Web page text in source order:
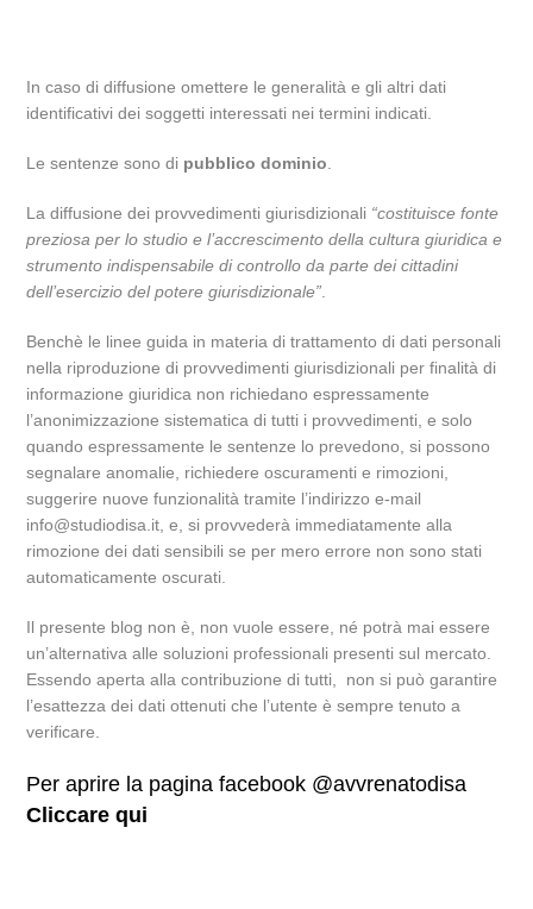
In caso di diffusione omettere le generalità e gli altri dati
identificativi dei soggetti interessati nei termini indicati.
Le sentenze sono di pubblico dominio
La diffusione dei provvedimenti giurisdizionali “costituisce fonte
preziosa per lo studio e l’accrescimento della cultura giuridica e
strumento indispensabile di controllo da parte dei cittadini
dell’esercizio del potere giurisdizionale”
Benchè le linee guida in materia di trattamento di dati personali
nella riproduzione di provvedimenti giurisdizionali per finalità di
informazione giuridica non richiedano espressamente
l’anonimizzazione sistematica di tutti i provvedimenti, e solo
quando espressamente le sentenze lo prevedono, si possono
segnalare anomalie, richiedere oscuramenti e rimozioni,
suggerire nuove funzionalità tramite l’indirizzo e-mail
info@studiodisa.it, e, si provvederà immediatamente alla
rimozione dei dati sensibili se per mero errore non sono stati
automaticamente oscurati.
Il presente blog non è, non vuole essere, né potrà mai essere
un’alternativa alle soluzioni professionali presenti sul mercato.
Essendo aperta alla contribuzione di tutti, non si può garantire
l’esattezza dei dati ottenuti che l’utente è sempre tenuto a
verificare.
Per aprire la pagina facebook @avvrenatodisa
Cliccare qui